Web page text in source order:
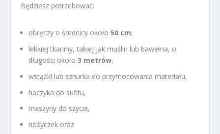
Będziesz potrzebować:
obręczy o średnicy około50 cm,
lekkiej tkaniny, takiej jak muślin lub bawełna, o
długości około3 metrów,
wstążki lub sznurka do przymocowania materiału,
haczyka do sufitu,
maszyny do szycia,
nożyczek oraz